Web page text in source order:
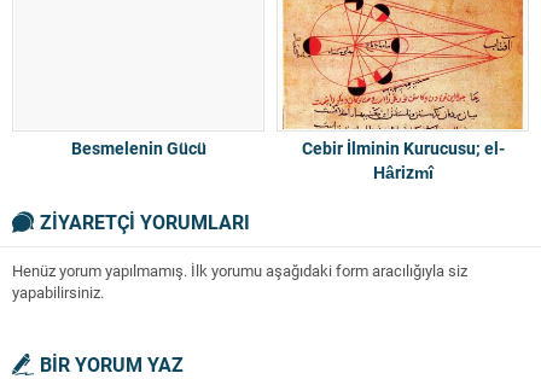
Besmelenin Gücü
Cebir İlminin Kurucusu; el-
Hârizmî
ZİYARETÇİ YORUMLARI
Henüz yorum yapılmamış. İlk yorumu aşağıdaki form aracılığıyla siz
yapabilirsiniz.
BİR YORUM YAZ